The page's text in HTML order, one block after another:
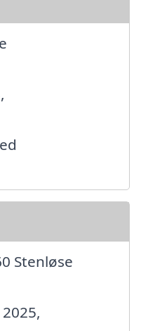
Stenløse